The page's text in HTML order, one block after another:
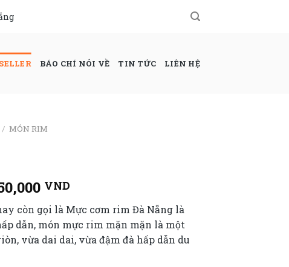
BÁO CHÍ NÓI VỀ TIN TỨC LIÊN HỆ
/ MÓN RIM
VND
còn gọi là Mực cơm rim Đà Nẵng là
dẫn, món mực rim mặn mặn là một
vừa dai dai, vừa đậm đà hấp dẫn du